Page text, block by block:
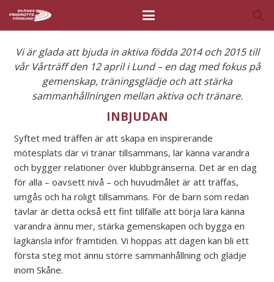
Vi är glada att bjuda in aktiva födda 2014 och 2015 till
vår Vårträff den 12 april i Lund – en dag med fokus på
gemenskap, träningsglädje och att stärka
sammanhållningen mellan aktiva och tränare.
INBJUDAN
Syftet med träffen är att skapa en inspirerande
mötesplats där vi tränar tillsammans, lär känna varandra
och bygger relationer över klubbgränserna. Det är en dag
för alla – oavsett nivå – och huvudmålet är att träffas,
umgås och ha roligt tillsammans. För de barn som redan
tävlar är detta också ett fint tillfälle att börja lära känna
varandra ännu mer, stärka gemenskapen och bygga en
lagkänsla inför framtiden. Vi hoppas att dagen kan bli ett
första steg mot ännu större sammanhållning och glädje
inom Skåne.